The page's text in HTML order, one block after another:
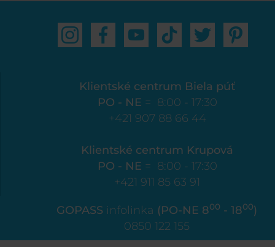
Klientské centrum Biela púť
PO - NE = 8:00 - 17:30
+421 907 88 66 44
Klientské centrum Krupová
PO - NE = 8:00 - 17:30
+421 911 85 63 91
GOPASS infolinka (PO-NE 800 - 1800)
0850 122 155